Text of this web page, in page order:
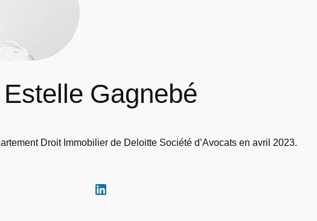
Estelle Gagnebé
Droit Immobilier de Deloitte Société d’Avocats en avril 2023.